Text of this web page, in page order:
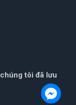
tôi đã lưu